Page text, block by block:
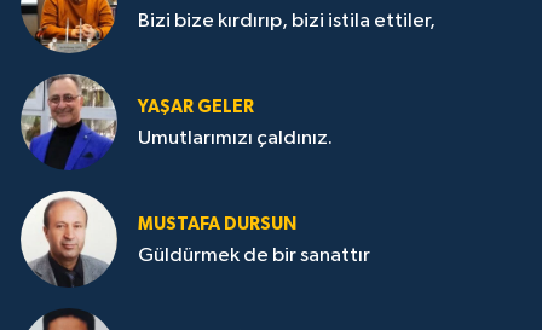
Bizi bize kırdırıp, bizi istila ettiler,
YAŞAR GELER
Umutlarımızı çaldınız.
MUSTAFA DURSUN
Güldürmek de bir sanattır